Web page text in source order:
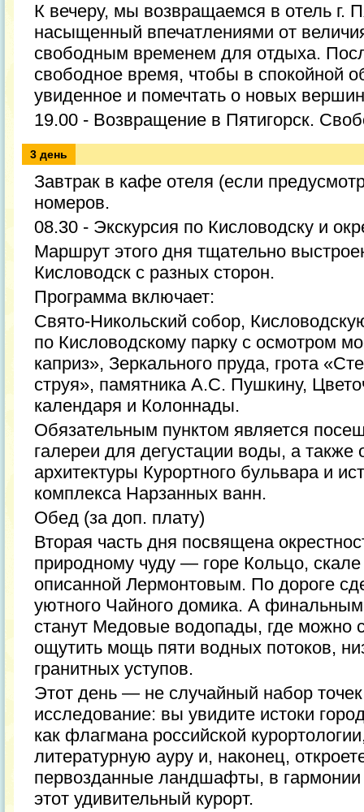
К вечеру, мы возвращаемся в отель г.
насыщенный впечатлениями от
свободным временем для отдыха.
свободное время, чтобы в спокойной
увиденное и помечтать о новых
19.00 - Возвращение в Пятигорск.
3 день
Завтрак в кафе отеля (если
номеров.
08.30 - Экскурсия по Кисловодску и
Маршрут этого дня тщательно
Кисловодск с разных сторон.
Программа включает:
Свято-Никольский собор,
по Кисловодскому парку с осмотром
каприз», Зеркального пруда, грота
струя», памятника А.С. Пушкину,
календаря и Колоннады.
Обязательным пунктом является
галереи для дегустации воды, а также
архитектуры Курортного бульвара и
комплекса Нарзанных ванн.
Обед (за доп. плату)
Вторая часть дня посвящена
природному чуду — горе Кольцо,
описанной Лермонтовым. По дороге
уютного Чайного домика. А
станут Медовые водопады, где можно
ощутить мощь пяти водных потоков,
гранитных уступов.
Этот день — не случайный набор
исследование: вы увидите истоки
как флагмана российской
литературную ауру и, наконец,
первозданные ландшафты, в
этот удивительный курорт.